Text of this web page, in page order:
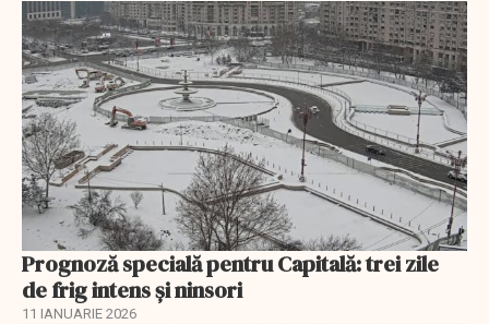
Prognoză specială pentru Capitală: trei zile
de frig intens și ninsori
11 IANUARIE 2026